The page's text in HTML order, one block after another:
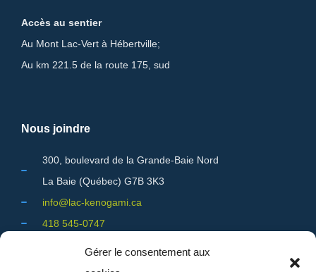
Gérer le consentement aux
Accès au sentier
Au Mont Lac-Vert à Hébertville;
Au km 221.5 de la route 175, sud
Nous joindre
300, boulevard de la Grande-Baie Nord
La Baie (Québec) G7B 3K3
info@lac-kenogami.ca
418 545-0747